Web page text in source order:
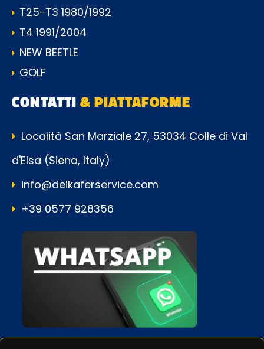
T25-T3 1980/1992
T4 1991/2004
NEW BEETLE
GOLF
CONTATTI& PIATTAFORME
Località San Marziale 27, 53034 Colle di Val
d'Elsa (Siena, Italy)
info@deikaferservice.com
+39 0577 928356